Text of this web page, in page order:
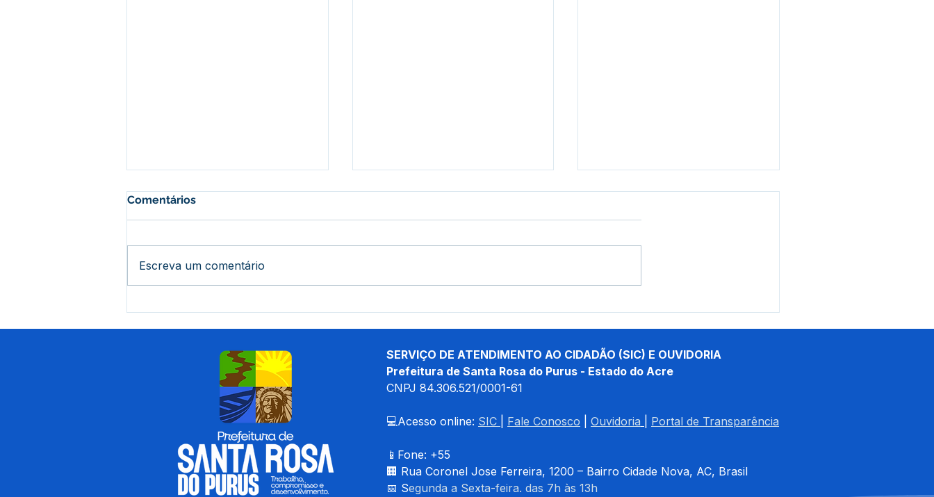
de Santa Rosa do Purus
atendimento aos
moradores
Purus
Comentários
Escreva um comentário
SERVIÇO DE ATENDIMENTO AO CIDADÃO (SIC) E OUVIDORIA
Prefeitura de Santa Rosa do Purus - Estado do Acre
CNPJ 84.306.521/0001-61
💻Acesso online: SIC Fale Conosco Ouvidoria Portal de Transparência
📱Fone: +55
🏢 Rua Coronel Jose Ferreira, 1200 – Bairro Cidade Nova, AC, Brasil
📅 Segunda a Sexta-feira. das 7h às 13h